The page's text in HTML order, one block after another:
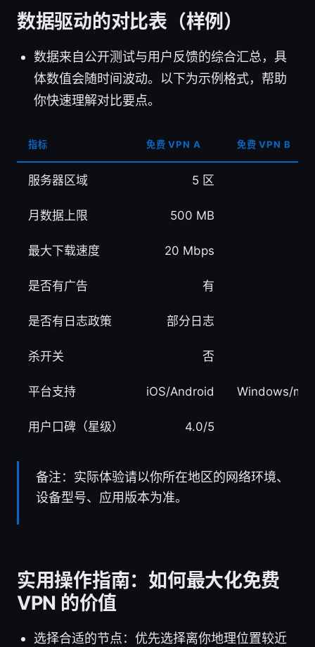
数据驱动的对比表（样例）
数据来自公开测试与用户反馈的综合汇总，具
体数值会随时间波动。以下为示例格式，帮助
你快速理解对比要点。
指标 免费 VPN A 免费 VPN B
服务器区域 5 区
月数据上限 500 MB
最大下载速度 20 Mbps
是否有广告 有
是否有日志政策 部分日志
杀开关 否
平台支持 iOS/Android Windows/
用户口碑（星级） 4.0/5
备注：实际体验请以你所在地区的网络环境、
设备型号、应用版本为准。
实用操作指南：如何最大化免费
VPN 的价值
选择合适的节点：优先选择离你地理位置较近